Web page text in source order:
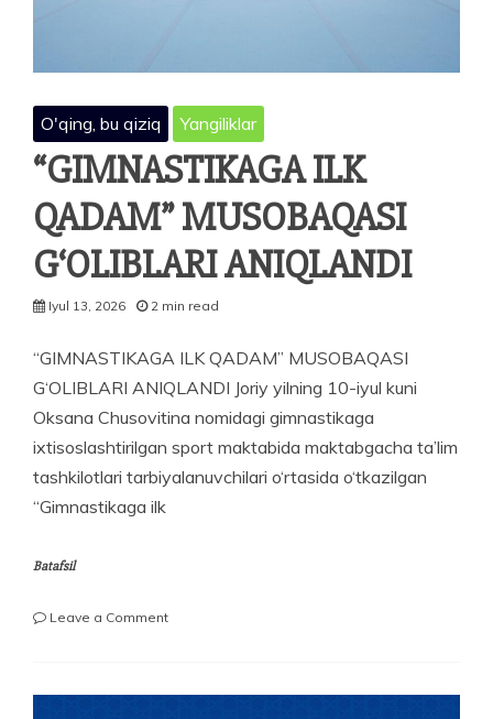
O'qing, bu qiziq Yangiliklar
“GIMNASTIKAGA ILK
QADAM” MUSOBAQASI
G‘OLIBLARI ANIQLANDI
Iyul 13, 2026 2 min read
“GIMNASTIKAGA ILK QADAM” MUSOBAQASI
G‘OLIBLARI ANIQLANDI Joriy yilning 10-iyul kuni
Oksana Chusovitina nomidagi gimnastikaga
ixtisoslashtirilgan sport maktabida maktabgacha ta’lim
tashkilotlari tarbiyalanuvchilari o‘rtasida o‘tkazilgan
“Gimnastikaga ilk
Batafsil
Leave a Commenton